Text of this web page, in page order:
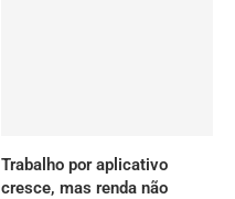
Trabalho por aplicativo
cresce, mas renda não